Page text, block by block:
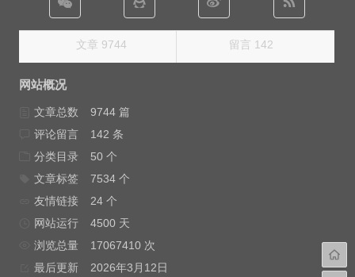
文章 9744 留言 142
网站概况
文章总数
9744 篇
评论留言
142 条
分类目录
50 个
文章标签
7534 个
友情链接
24 个
网站运行
4500 天
浏览总量
17067410 次
最后更新
2026年3月12日